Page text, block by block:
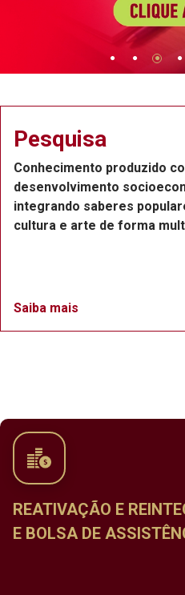
Pesquisa
Conhecimento produzido
desenvolvimento
integrando saberes
cultura e arte de forma
Saiba mais
REATIVAÇÃO E
E BOLSA DE